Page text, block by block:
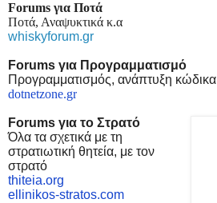
Forums για Ποτά
Ποτά, Αναψυκτικά κ.α
whiskyforum.gr
Forums για Προγραμματισμό
Προγραμματισμός, ανάπτυξη κώδικα
dotnetzone.gr
Forums για το Στρατό
Όλα τα σχετικά με τη
στρατιωτική θητεία, με τον
στρατό
thiteia.org
ellinikos-stratos.com